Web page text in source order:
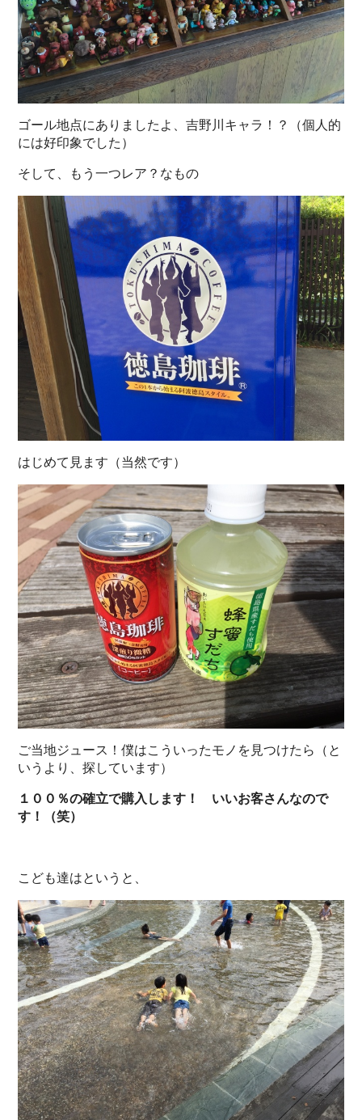
ゴール地点にありましたよ、吉野川キャラ！？（個人的
には好印象でした）
そして、もう一つレア？なもの
はじめて見ます（当然です）
ご当地ジュース！僕はこういったモノを見つけたら（と
いうより、探しています）
１００％の確立で購入します！ いいお客さんなので
す！（笑）
こども達はというと、